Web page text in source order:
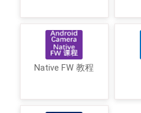
Native FW 教程